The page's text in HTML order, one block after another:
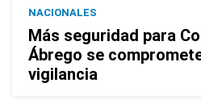
NACIONALES
Más seguridad para
Ábrego se
vigilancia